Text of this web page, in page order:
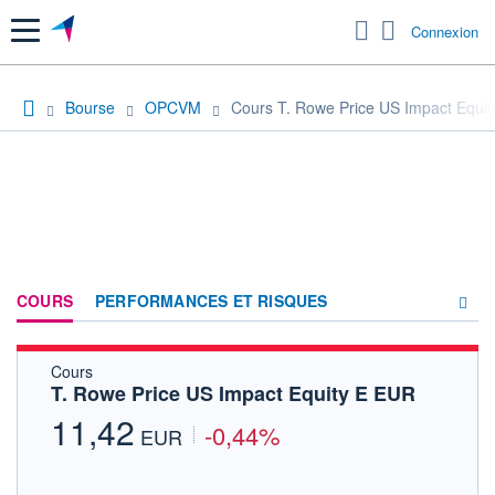
Menu Connexion
Bourse OPCVM Cours T. Rowe Price US Impact
COURS PERFORMANCES ET RISQUES
Cours
T. Rowe Price US Impact Equity E EUR
11,42 EUR -0,44%